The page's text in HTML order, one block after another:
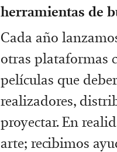
herramientas de
Cada año
otras plataformas
películas que
realizadores,
proyectar. En
arte; recibimos